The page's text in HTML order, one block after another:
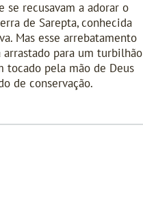
se recusavam a adorar o
de Sarepta, conhecida
Mas esse arrebatamento
para um turbilhão
tocado pela mão de Deus
de conservação.